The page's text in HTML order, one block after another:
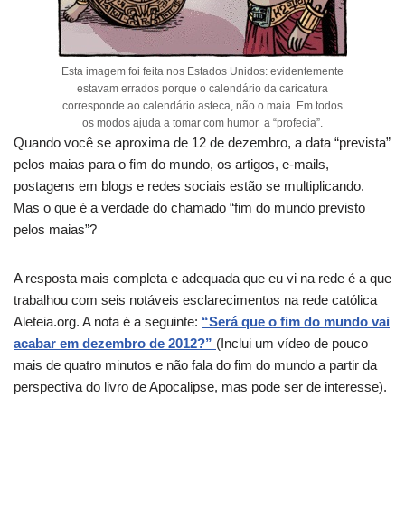
Esta imagem foi feita nos Estados Unidos: evidentemente
estavam errados porque o calendário da caricatura
corresponde ao calendário asteca, não o maia. Em todos
os modos ajuda a tomar com humor a “profecia”.
Quando você se aproxima de 12 de dezembro, a data “prevista”
pelos maias para o fim do mundo, os artigos, e-mails,
postagens em blogs e redes sociais estão se multiplicando.
Mas o que é a verdade do chamado “fim do mundo previsto
pelos maias”?
A resposta mais completa e adequada que eu vi na rede é a que
trabalhou com seis notáveis esclarecimentos na rede católica
Aleteia.org. A nota é a seguinte: “Será que o fim do mundo vai
acabar em dezembro de 2012?” (Inclui um vídeo de pouco
mais de quatro minutos e não fala do fim do mundo a partir da
perspectiva do livro de Apocalipse, mas pode ser de interesse).